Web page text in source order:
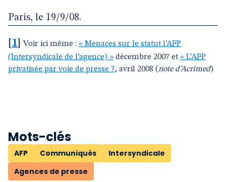
Paris, le 19/9/08.
1 ]Voir ici même : « Menaces sur le statut l’AFP
(Intersyndicale de l’agence) » décembre 2007 et « L’AFP
privatisée par voie de presse ?, avril 2008 (note d’Acrimed)
Mots-clés
AFP Communiqués
Intersyndicale
Agences de presse